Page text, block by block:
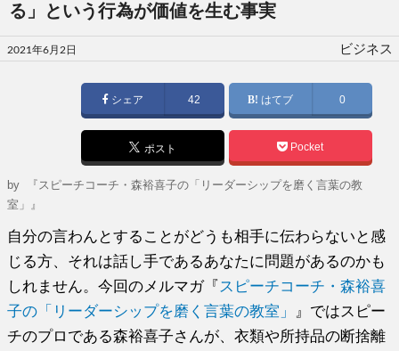
る」という行為が価値を生む事実
投
稿
2021年6月2日 ビジネス
シェア 42 はてブ 0
ポスト Pocket
by
『スピーチコーチ・森裕喜子の「リーダーシップを磨く言葉の教
室」』
自分の言わんとすることがどうも相手に伝わらないと感
じる方、それは話し手であるあなたに問題があるのかも
しれません。今回のメルマガ『 スピーチコーチ・森裕喜
子の「リーダーシップを磨く言葉の教室」
』ではスピー
チのプロである森裕喜子さんが、衣類や所持品の断捨離